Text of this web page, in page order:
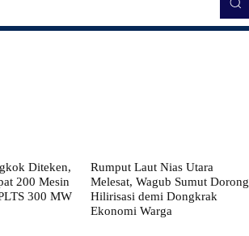
Diteken,
200 Mesin
300 MW
Rumput Laut Nias Utara
Melesat, Wagub Sumut Dorong
Hilirisasi demi Dongkrak
Ekonomi Warga